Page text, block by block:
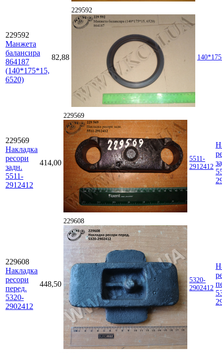
229592
Манжета
балансира
864187
(140*175*15,
6520)
82,88
229592
229569
Накладка
ресори
задн.
5511-
2912412
414,00
229569
5511-
2912412
229608
Накладка
ресори
перед.
5320-
2902412
448,50
229608
5320-
2902412